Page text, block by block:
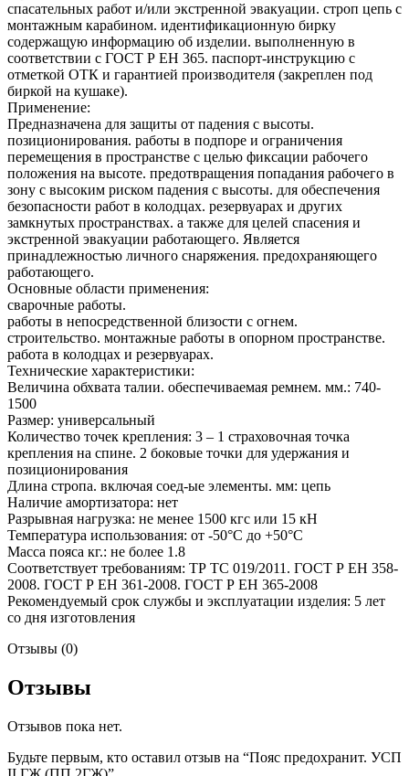
спасательных работ и/или экстренной эвакуации. строп цепь с
монтажным карабином. идентификационную бирку
содержащую информацию об изделии. выполненную в
соответствии с ГОСТ Р ЕН 365. паспорт-инструкцию с
отметкой ОТК и гарантией производителя (закреплен под
биркой на кушаке).
Применение:
Предназначена для защиты от падения с высоты.
позиционирования. работы в подпоре и ограничения
перемещения в пространстве с целью фиксации рабочего
положения на высоте. предотвращения попадания рабочего в
зону с высоким риском падения с высоты. для обеспечения
безопасности работ в колодцах. резервуарах и других
замкнутых пространствах. а также для целей спасения и
экстренной эвакуации работающего. Является
принадлежностью личного снаряжения. предохраняющего
работающего.
Основные области применения:
сварочные работы.
работы в непосредственной близости с огнем.
строительство. монтажные работы в опорном пространстве.
работа в колодцах и резервуарах.
Технические характеристики:
Величина обхвата талии. обеспечиваемая ремнем. мм.: 740-
1500
Размер: универсальный
Количество точек крепления: 3 – 1 страховочная точка
крепления на спине. 2 боковые точки для удержания и
позиционирования
Длина стропа. включая соед-ые элементы. мм: цепь
Наличие амортизатора: нет
Разрывная нагрузка: не менее 1500 кгс или 15 кН
Температура использования: от -50°C до +50°С
Масса пояса кг.: не более 1.8
Соответствует требованиям: ТР ТС 019/2011. ГОСТ Р ЕН 358-
2008. ГОСТ Р ЕН 361-2008. ГОСТ Р ЕН 365-2008
Рекомендуемый срок службы и эксплуатации изделия: 5 лет
со дня изготовления
Отзывы (0)
Отзывы
Отзывов пока нет.
Будьте первым, кто оставил отзыв на “Пояс предохранит. УСП